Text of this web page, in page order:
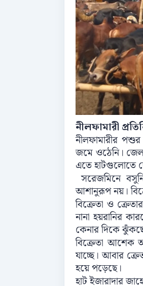
নীলফামারী
নীলফামারীর
জমে ওঠেনি।
এতে হাটগুলোতে
সরেজমিনে
আশানুরূপ নয়।
বিক্রেতা ও
নানা হয়রানির
কেনার দিকে
বিক্রেতা আশেক
যাচ্ছে। আবার
হয়ে পড়েছে।
হাট ইজারাদার